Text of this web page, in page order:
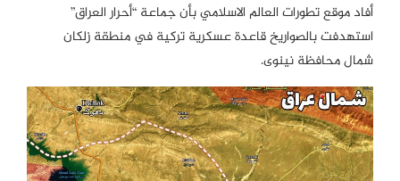
أفاد موقع تطورات العالم الاسلامي بأن جماعة “أحرار العراق”
استهدفت بالصواريخ قاعدة عسكرية تركية في منطقة زلكان
شمال محافظة نينوى.